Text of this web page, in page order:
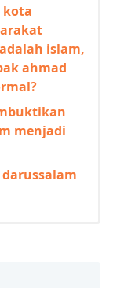
kota
islam,
ahmad
menjadi